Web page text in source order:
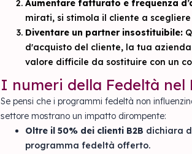
Aumentare fatturato e frequenza
mirati, si stimola il cliente a
Diventare un partner insostituibile:
d'acquisto del cliente, la tua
valore difficile da sostituire con un
I numeri della Fedeltà nel
Se pensi che i programmi fedeltà non
settore mostrano un impatto dirompente:
Oltre il 50% dei clienti B2B dichiara
programma fedeltà offerto.